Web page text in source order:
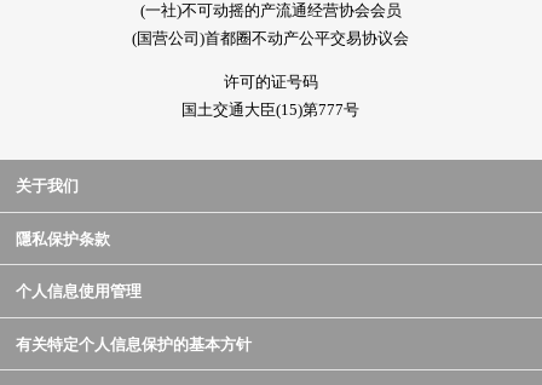
(一社)不可动摇的产流通经营协会会员
(国营公司)首都圈不动产公平交易协议会
许可的证号码
国土交通大臣(15)第777号
关于我们
隱私保护条款
个人信息使用管理
有关特定个人信息保护的基本方针